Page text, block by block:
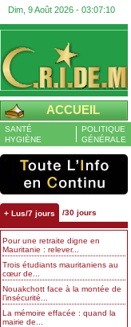
Dim, 9 Août 2026 - 03:07:11
ACCUEIL
SANTÉ
HYGIÈNE
POLITIQUE
GÉNÉRALE
+ Lus/7 jours /30 jours
Pour une retraite digne en
Mauritanie : relever...
Trois étudiants mauritaniens au
cœur de...
Nouakchott face à la montée de
l’insécurité...
La mémoire effacée : quand la
mairie de...